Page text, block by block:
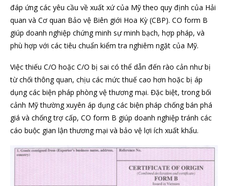
đáp ứng các yêu cầu về xuất xứ của Mỹ theo quy định của Hải
quan và Cơ quan Bảo vệ Biên giới Hoa Kỳ (CBP). CO form B
giúp doanh nghiệp chứng minh sự minh bạch, hợp pháp, và
phù hợp với các tiêu chuẩn kiểm tra nghiêm ngặt của Mỹ.
Việc thiếu C/O hoặc C/O bị sai có thể dẫn đến rào cản như bị
từ chối thông quan, chịu các mức thuế cao hơn hoặc bị áp
dụng các biện pháp phòng vệ thương mại. Đặc biệt, trong bối
cảnh Mỹ thường xuyên áp dụng các biện pháp chống bán phá
giá và chống trợ cấp, CO form B giúp doanh nghiệp tránh các
cáo buộc gian lận thương mại và bảo vệ lợi ích xuất khẩu.